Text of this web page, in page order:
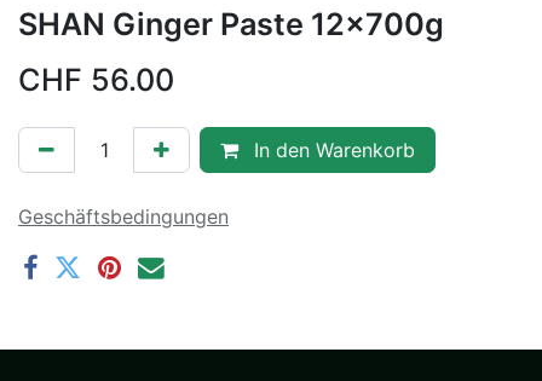
SHAN Ginger Paste 12x700g
CHF 56.00
In den Warenkorb
Geschäftsbedingungen